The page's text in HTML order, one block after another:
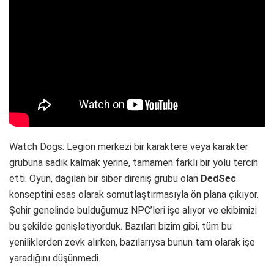
Watch Dogs: Legion merkezi bir karaktere veya karakter
grubuna sadık kalmak yerine, tamamen farklı bir yolu tercih
etti. Oyun, dağılan bir siber direniş grubu olan DedSec
konseptini esas olarak somutlaştırmasıyla ön plana çıkıyor.
Şehir genelinde bulduğumuz NPC’leri işe alıyor ve ekibimizi
bu şekilde genişletiyorduk. Bazıları bizim gibi, tüm bu
yeniliklerden zevk alırken, bazılarıysa bunun tam olarak işe
yaradığını düşünmedi.